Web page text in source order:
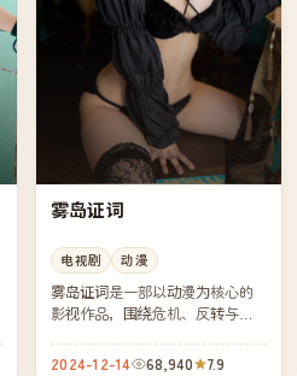
雾岛证词
电视剧 动漫
雾岛证词是一部以动漫为核心的
影视作品，围绕危机、反转与人
得推荐观看。
2024-12-14 68,940 7.9